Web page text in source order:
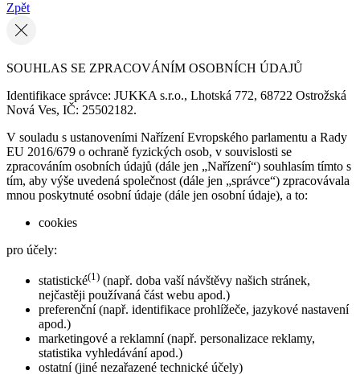
Zpět
SOUHLAS SE ZPRACOVÁNÍM OSOBNÍCH ÚDAJŮ
Identifikace správce: JUKKA s.r.o., Lhotská 772, 68722 Ostrožská
Nová Ves, IČ: 25502182.
V souladu s ustanoveními Nařízení Evropského parlamentu a Rady
EU 2016/679 o ochraně fyzických osob, v souvislosti se
zpracováním osobních údajů (dále jen „Nařízení“) souhlasím tímto s
tím, aby výše uvedená společnost (dále jen „správce“) zpracovávala
mnou poskytnuté osobní údaje (dále jen osobní údaje), a to:
cookies
pro účely:
statistické(1) (např. doba vaší návštěvy našich stránek,
nejčastěji používaná část webu apod.)
preferenční (např. identifikace prohlížeče, jazykové nastavení
apod.)
marketingové a reklamní (např. personalizace reklamy,
statistika vyhledávání apod.)
ostatní (jiné nezařazené technické účely)